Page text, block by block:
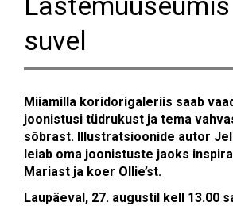
suvel
Miiamilla koridorigaleriis saab
joonistusi tüdrukust ja tema
sõbrast. Illustratsioonide autor
leiab oma joonistuste jaoks
Mariast ja koer Ollie’st.
Laupäeval, 27. augustil kell 13.00